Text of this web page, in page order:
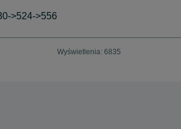
>524->556
Wyświetlenia: 6835